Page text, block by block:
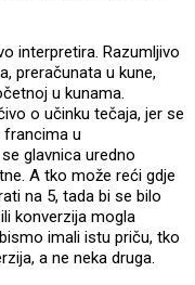
interpretira. Razumljivo
preračunata u kune,
u kunama.
o učinku tečaja, jer se
francima u
glavnica uredno
A tko može reći gdje
na 5, tada bi se bilo
konverzija mogla
imali istu priču, tko
a ne neka druga.